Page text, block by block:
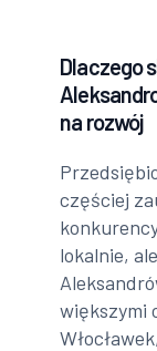
Dlaczego
na rozwój
częściej
lokalnie,
większymi